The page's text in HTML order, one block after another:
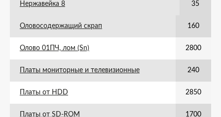
Нержавейка 8 35
Оловосодержащий скрап 160
Олово 01ПЧ, лом (Sn) 2800
Платы мониторные и телевизионные 240
Платы от HDD 2850
Платы от SD-ROM 1700